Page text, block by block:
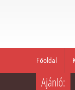
Főoldal
Ajánló: